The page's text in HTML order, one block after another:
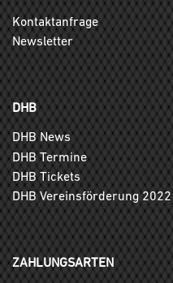
Kontaktanfrage
Newsletter
DHB
DHB News
DHB Termine
DHB Tickets
DHB Vereinsförderung 2022
ZAHLUNGSARTEN